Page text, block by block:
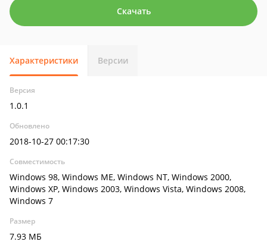
Скачать
Характеристики Версии
Версия
1.0.1
Обновлено
2018-10-27 00:17:30
Совместимость
Windows 98, Windows ME, Windows NT, Windows 2000,
Windows XP, Windows 2003, Windows Vista, Windows 2008,
Windows 7
Размер
7.93 МБ